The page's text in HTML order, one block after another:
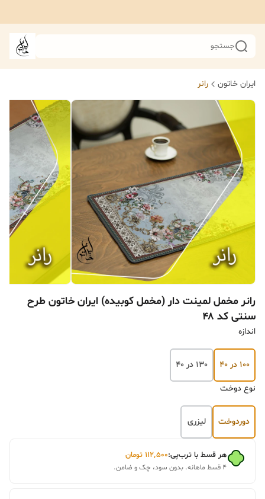
جستجو
ایران خاتون رانر
رانر مخمل لمینت دار (مخمل کوبیده) ایران خاتون طرح
سنتی کد ۴۸
اندازه
۱۰۰ در ۴۰ ۱۳۰ در ۴۰
نوع دوخت
دوردوخت لیزری
هر قسط با ترب‌پی:۱۱۲٬۵۰۰ تومان
۴ قسط ماهانه. بدون سود، چک و ضامن.